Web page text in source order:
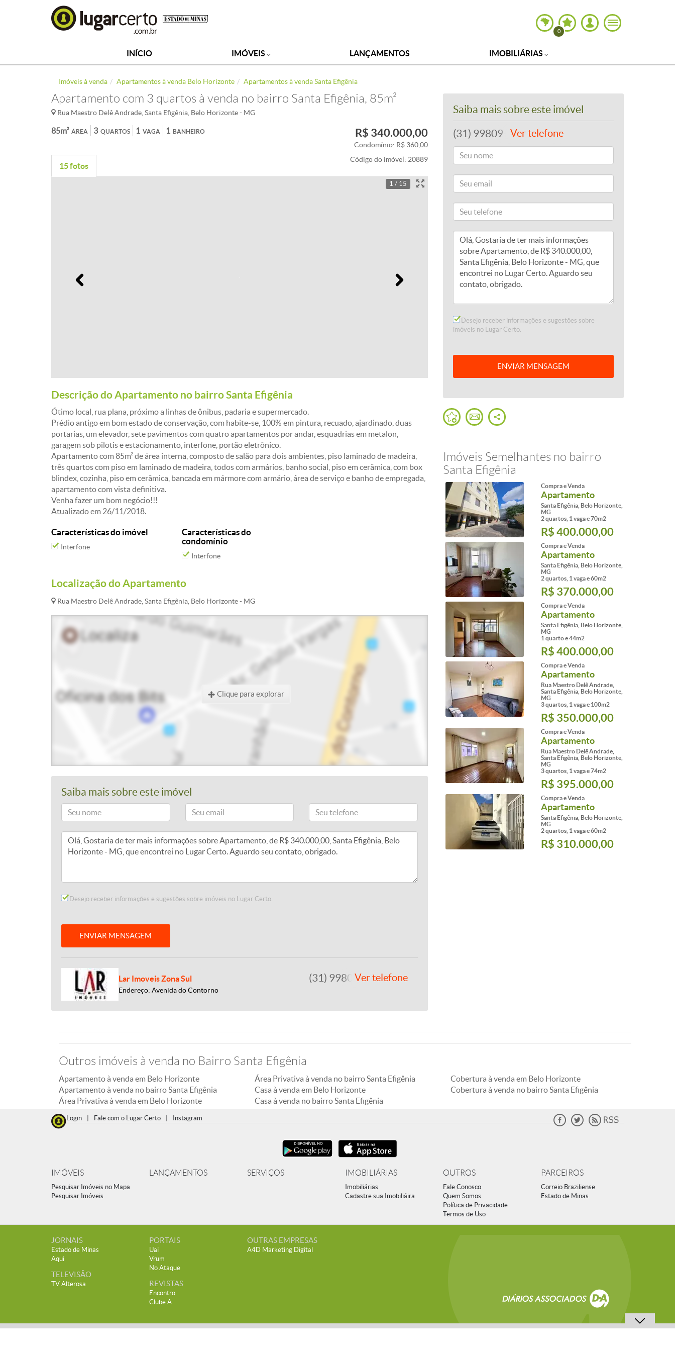
0
INÍCIO IMÓVEIS LANÇAMENTOS IMOBILIÁRIAS
Imóveis à venda Apartamentos à venda Belo Horizonte Apartamentos à venda Santa Efigênia
Apartamento com 3 quartos à venda no bairro Santa Efigênia, 85m²
Rua Maestro Delê Andrade, Santa Efigênia, Belo Horizonte - MG
ÁREA
85m² QUARTOS
3 VAGA
1 BANHEIRO
1 R$ 340.000,00
Condomínio: R$ 360,00
15 fotos
Código do imóvel: 20889
1 / 15
Descrição do Apartamento no bairro Santa Efigênia
Ótimo local, rua plana, próximo a linhas de ônibus, padaria e supermercado.
Prédio antigo em bom estado de conservação, com habite-se, 100% em pintura, recuado, ajardinado, duas
portarias, um elevador, sete pavimentos com quatro apartamentos por andar, esquadrias em metalon,
garagem sob pilotis e estacionamento, interfone, portão eletrônico.
Apartamento com 85m² de área interna, composto de salão para dois ambientes, piso laminado de madeira,
três quartos com piso em laminado de madeira, todos com armários, banho social, piso em cerâmica, com box
blindex, cozinha, piso em cerâmica, bancada em mármore com armário, área de serviço e banho de empregada,
apartamento com vista definitiva.
Venha fazer um bom negócio!!!
Atualizado em 26/11/2018.
Características do imóvel
Interfone
Características do
condomínio
Interfone
Localização do Apartamento
Rua Maestro Delê Andrade, Santa Efigênia, Belo Horizonte - MG
Clique para explorar
Saiba mais sobre este imóvel
Desejo receber informações e sugestões sobre imóveis no Lugar Certo.
ENVIAR MENSAGEM
Lar Imoveis Zona Sul
Endereço: Avenida do Contorno
(31) 99809-1212
Ver telefone
Saiba mais sobre este imóvel
(31) 99809-1212Ver telefone
Desejo receber informações e sugestões sobre
imóveis no Lugar Certo.
ENVIAR MENSAGEM
Imóveis Semelhantes no bairro
Santa Efigênia
Compra e Venda
Apartamento
Santa Efigênia, Belo Horizonte,
MG
2 quartos, 1 vaga e 70m2
R$ 400.000,00
Compra e Venda
Apartamento
Santa Efigênia, Belo Horizonte,
MG
2 quartos, 1 vaga e 60m2
R$ 370.000,00
Compra e Venda
Apartamento
Santa Efigênia, Belo Horizonte,
MG
1 quarto e 44m2
R$ 400.000,00
Compra e Venda
Apartamento
Rua Maestro Delê Andrade,
Santa Efigênia, Belo Horizonte,
MG
3 quartos, 1 vaga e 100m2
R$ 350.000,00
Compra e Venda
Apartamento
Rua Maestro Delê Andrade,
Santa Efigênia, Belo Horizonte,
MG
3 quartos, 1 vaga e 74m2
R$ 395.000,00
Compra e Venda
Apartamento
Santa Efigênia, Belo Horizonte,
MG
2 quartos, 1 vaga e 60m2
R$ 310.000,00
Outros imóveis à venda no Bairro Santa Efigênia
Apartamento à venda em Belo Horizonte
Apartamento à venda no bairro Santa Efigênia
Área Privativa à venda em Belo Horizonte
Área Privativa à venda no bairro Santa Efigênia
Casa à venda em Belo Horizonte
Casa à venda no bairro Santa Efigênia
Cobertura à venda em Belo Horizonte
Cobertura à venda no bairro Santa Efigênia
Login Fale com o Lugar Certo Instagram
IMÓVEIS
Pesquisar Imóveis no Mapa
Pesquisar Imóveis
LANÇAMENTOS SERVIÇOS IMOBILIÁRIAS
Imobiliárias
Cadastre sua Imobiliáira
OUTROS
Fale Conosco
Quem Somos
Política de Privacidade
Termos de Uso
PARCEIROS
Correio Braziliense
Estado de Minas
JORNAIS
Estado de Minas
Aqui
TELEVISÃO
TV Alterosa
PORTAIS
Uai
Vrum
No Ataque
REVISTAS
Encontro
Clube A
OUTRAS EMPRESAS
A4D Marketing Digital